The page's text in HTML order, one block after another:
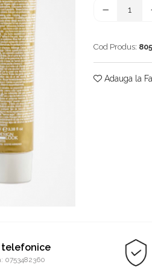
Cod Produs:
Adauga la
telefonice
0753482360